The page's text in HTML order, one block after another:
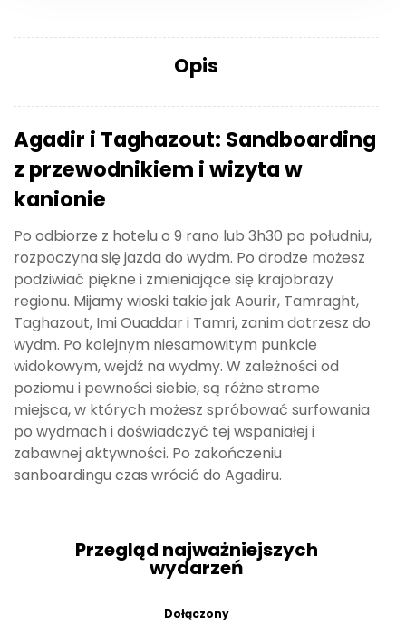
Opis
Agadir i Taghazout: Sandboarding
z przewodnikiem i wizyta w
kanionie
Po odbiorze z hotelu o 9 rano lub 3h30 po południu,
rozpoczyna się jazda do wydm. Po drodze możesz
podziwiać piękne i zmieniające się krajobrazy
regionu. Mijamy wioski takie jak Aourir, Tamraght,
Taghazout, Imi Ouaddar i Tamri, zanim dotrzesz do
wydm. Po kolejnym niesamowitym punkcie
widokowym, wejdź na wydmy. W zależności od
poziomu i pewności siebie, są różne strome
miejsca, w których możesz spróbować surfowania
po wydmach i doświadczyć tej wspaniałej i
zabawnej aktywności. Po zakończeniu
sanboardingu czas wrócić do Agadiru.
Przegląd najważniejszych
wydarzeń
Dołączony